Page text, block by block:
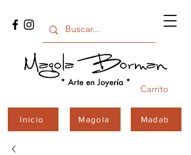
Carrito
Inicio Magola Madab